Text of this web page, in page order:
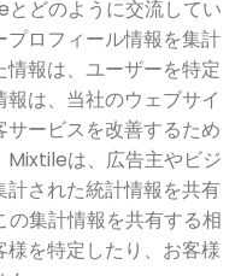
どのように交流してい
ロフィール情報を集計
報は、ユーザーを特定
は、当社のウェブサイ
サービスを改善するため
Mixtileは、広告主やビジ
された統計情報を共有
集計情報を共有する相
を特定したり、お客様